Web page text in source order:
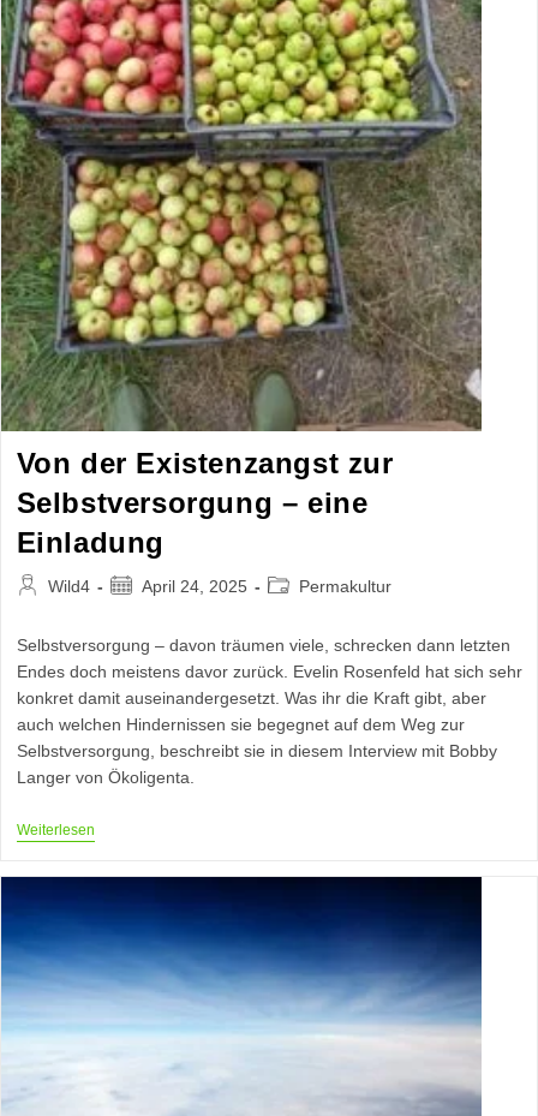
Von der Existenzangst zur
Selbstversorgung – eine
Einladung
Beitrags-
Wild4
BeitragApril 24, 2025
Beitrags-Permakultur
Selbstversorgung – davon träumen viele, schrecken dann letzten
Endes doch meistens davor zurück. Evelin Rosenfeld hat sich sehr
konkret damit auseinandergesetzt. Was ihr die Kraft gibt, aber
auch welchen Hindernissen sie begegnet auf dem Weg zur
Selbstversorgung, beschreibt sie in diesem Interview mit Bobby
Langer von Ökoligenta.
WeiterlesenVon
Selbstversorgung
Eine
Einladung